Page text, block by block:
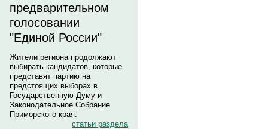
предварительном
голосовании
"Единой России"
Жители региона продолжают
выбирать кандидатов, которые
представят партию на
предстоящих выборах в
Государственную Думу и
Законодательное Собрание
Приморского края.
статьи раздела